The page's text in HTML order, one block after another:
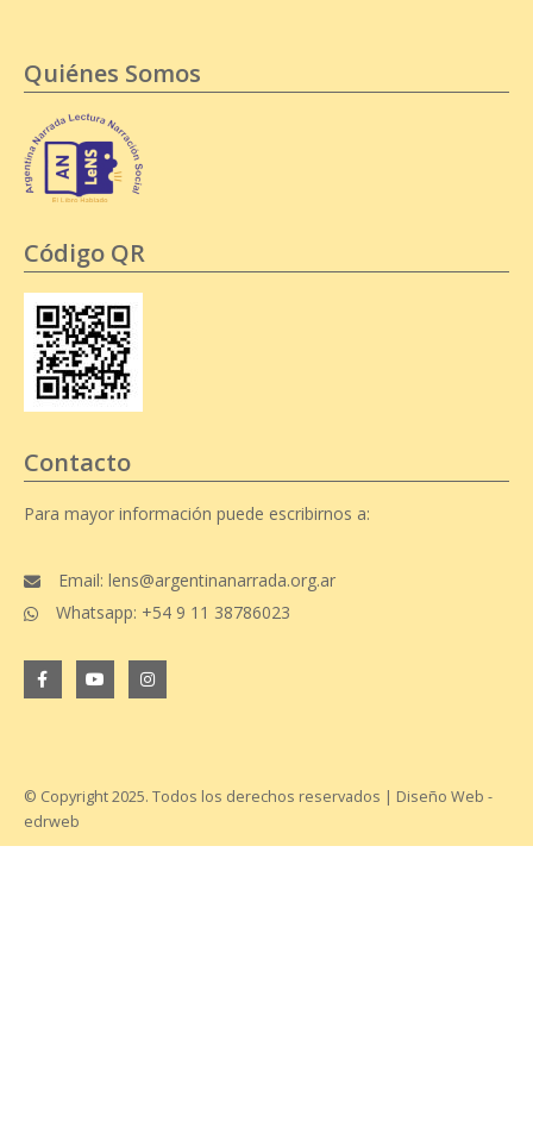
Quiénes Somos
Código QR
Contacto
Para mayor información puede escribirnos a:
Email: lens@argentinanarrada.org.ar
Whatsapp: +54 9 11 38786023
© Copyright 2025. Todos los derechos reservados | Diseño Web -
edrweb